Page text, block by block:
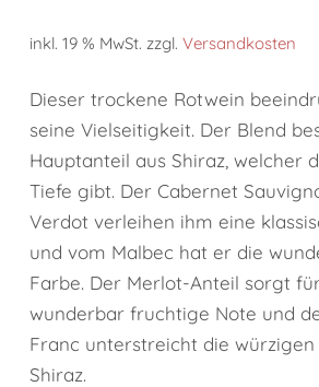
inkl. 19 % MwSt. zzgl. Versandkosten
Dieser trockene Rotwein
seine Vielseitigkeit. Der Blend
Hauptanteil aus Shiraz, welcher
Tiefe gibt. Der Cabernet
Verdot verleihen ihm eine
und vom Malbec hat er die
Farbe. Der Merlot-Anteil sorgt
wunderbar fruchtige Note und
Franc unterstreicht die würzigen
Shiraz.